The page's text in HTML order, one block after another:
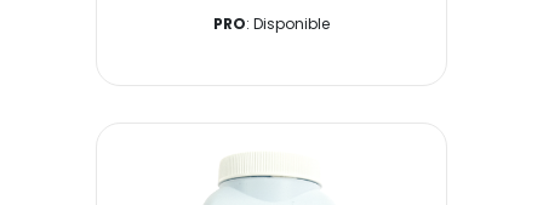
PRO: Disponible